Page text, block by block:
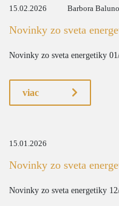
15.02.2026 Barbora
Novinky zo sveta
Novinky zo sveta energetiky
viac
15.01.2026
Novinky zo sveta
Novinky zo sveta energetiky